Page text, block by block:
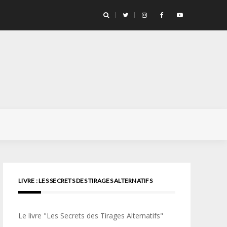
LIVRE : LES SECRETS DES TIRAGES ALTERNATIFS
Le livre "Les Secrets des Tirages Alternatifs"